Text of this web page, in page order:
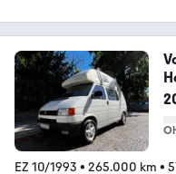
EZ 10/1993 • 265.000 km •